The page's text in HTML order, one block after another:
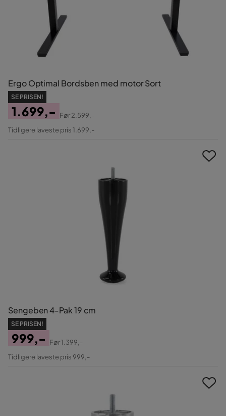
Ergo Optimal Bordsben med motor Sort
SE PRISEN!
Pris
1.699,-
Original
Før2.599,-
Tidligere laveste pris 1.699,-
Sengeben 4-Pak 19 cm
SE PRISEN!
Pris
999,-
Original
Før1.399,-
Tidligere laveste pris 999,-